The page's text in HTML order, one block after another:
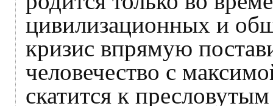
цивилизационных и
кризис впрямую
человечество с
скатится к